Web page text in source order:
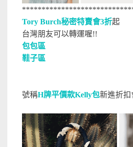
Tory Burch秘密特賣會3折起
台灣朋友可以轉運喔!!
包包區
鞋子區
號稱H牌平價款Kelly包新進折